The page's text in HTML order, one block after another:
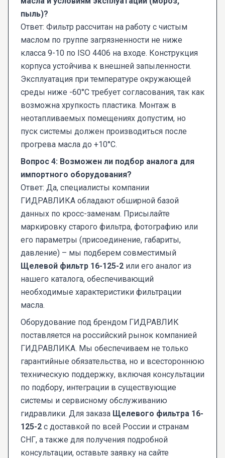
пыль)?
Ответ: Фильтр рассчитан на работу с чистым
маслом по группе загрязненности не ниже
класса 9-10 по ISO 4406 на входе. Конструкция
корпуса устойчива к внешней запыленности.
Эксплуатация при температуре окружающей
среды ниже -60°С требует согласования, так как
возможна хрупкость пластика. Монтаж в
неотапливаемых помещениях допустим, но
пуск системы должен производиться после
прогрева масла до +10°С.
Вопрос 4: Возможен ли подбор аналога для
импортного оборудования?
Ответ: Да, специалисты компании
ГИДРАВЛИКА обладают обширной базой
данных по кросс-заменам. Присылайте
маркировку старого фильтра, фотографию или
его параметры (присоединение, габариты,
давление) – мы подберем совместимый
Щелевой фильтр 16-125-2 или его аналог из
нашего каталога, обеспечивающий
необходимые характеристики фильтрации
масла.
Оборудование под брендом ГИДРАВЛИК
поставляется на российский рынок компанией
ГИДРАВЛИКА. Мы обеспечиваем не только
гарантийные обязательства, но и всестороннюю
техническую поддержку, включая консультации
по подбору, интеграции в существующие
системы и сервисному обслуживанию
гидравлики. Для заказа Щелевого фильтра 16-
125-2 с доставкой по всей России и странам
СНГ, а также для получения подробной
консультации, оставьте заявку на сайте